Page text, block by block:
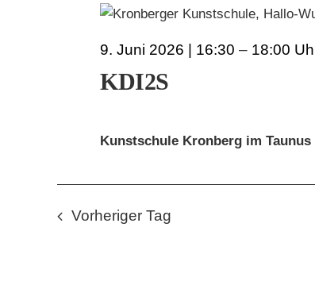
KDI2S
9. Juni 2026 | 16:30 – 18:00
Kunstschule Kronberg im Taunus
Vorheriger Tag